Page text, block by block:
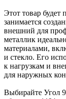
Этот товар будет
занимается
внешний для
металлик
материалами,
и стекло. Его
к нагрузкам и
для наружных
Выбирайте Угол